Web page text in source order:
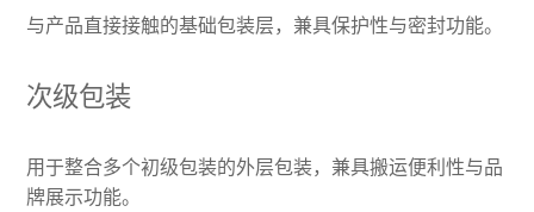
与产品直接接触的基础包装层，兼具保护性与密封功能。
次级包装
用于整合多个初级包装的外层包装，兼具搬运便利性与品
牌展示功能。